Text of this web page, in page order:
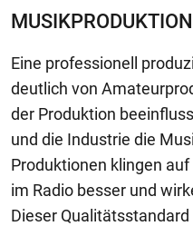
MUSIKPRODUKTION
Eine professionell
deutlich von
der Produktion
und die Industrie die
Produktionen klingen
im Radio besser und
Dieser